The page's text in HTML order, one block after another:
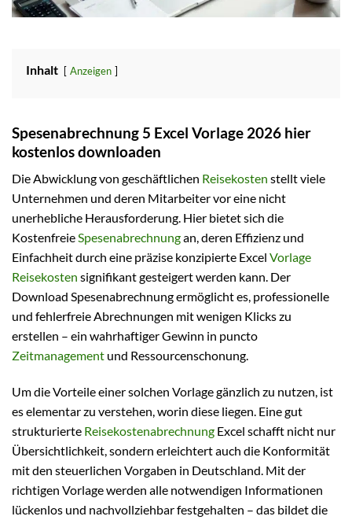
Inhalt Anzeigen
Spesenabrechnung 5 Excel Vorlage 2026 hier
kostenlos downloaden
Die Abwicklung von geschäftlichen Reisekosten stellt viele
Unternehmen und deren Mitarbeiter vor eine nicht
unerhebliche Herausforderung. Hier bietet sich die
KostenfreieSpesenabrechnungan, deren Effizienz und
Einfachheit durch eine präzise konzipierte Excel Vorlage
Reisekosten signifikant gesteigert werden kann. Der
Download Spesenabrechnung ermöglicht es, professionelle
und fehlerfreie Abrechnungen mit wenigen Klicks zu
erstellen – ein wahrhaftiger Gewinn in puncto
Zeitmanagement und Ressourcenschonung.
Um die Vorteile einer solchen Vorlage gänzlich zu nutzen, ist
es elementar zu verstehen, worin diese liegen. Eine gut
strukturierte Reisekostenabrechnung Excel schafft nicht nur
Übersichtlichkeit, sondern erleichtert auch die Konformität
mit den steuerlichen Vorgaben in Deutschland. Mit der
richtigen Vorlage werden alle notwendigen Informationen
lückenlos und nachvollziehbar festgehalten – das bildet die